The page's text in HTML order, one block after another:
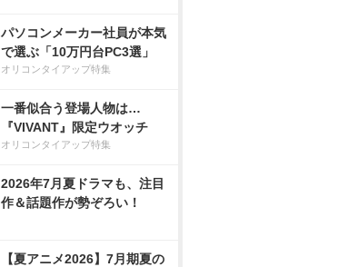
パソコンメーカー社員が本気
で選ぶ「10万円台PC3選」
オリコンタイアップ特集
一番似合う登場人物は…
『VIVANT』限定ウオッチ
オリコンタイアップ特集
2026年7月夏ドラマも、注目
作＆話題作が勢ぞろい！
【夏アニメ2026】7月期夏の